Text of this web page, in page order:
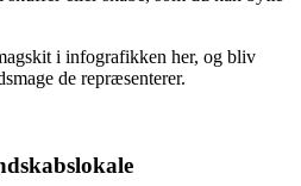
i infografikken her, og bliv
de repræsenterer.